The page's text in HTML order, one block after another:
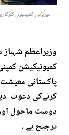
بیرونی کمپنیوں
وزیراعظم
کمیونیکیشن
پاکستانی
کرنےکی دعوت
دوست ماحول اور
ترجیح ہے ۔